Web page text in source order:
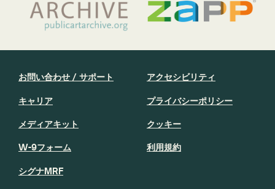
お問い合わせ / サポート
キャリア
メディアキット
W-9フォーム
シグナMRF
アクセシビリティ
プライバシーポリシー
クッキー
利用規約